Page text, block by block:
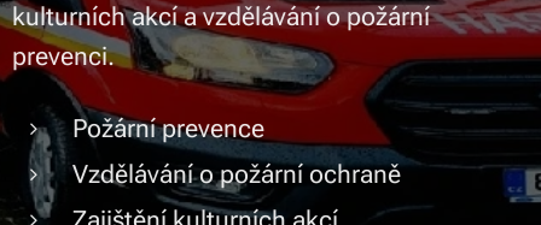
kulturních akcí a vzdělávání o požární
prevenci.
Požární prevence
Vzdělávání o požární ochraně